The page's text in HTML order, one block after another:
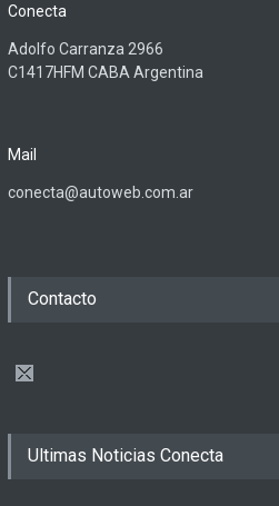
Conecta
Adolfo Carranza 2966
C1417HFM CABA Argentina
Mail
conecta@autoweb.com.ar
Contacto
Ultimas Noticias Conecta